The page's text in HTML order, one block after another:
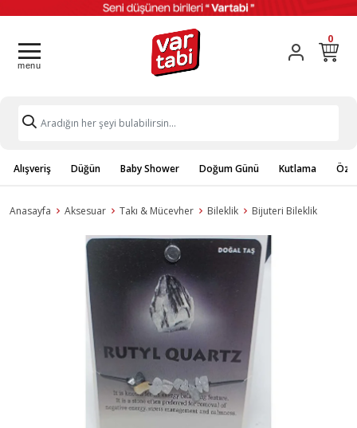
0
Alışveriş Düğün Baby Shower Doğum Günü Kutlama
Anasayfa Aksesuar Takı & Mücevher Bileklik Bijuteri Bileklik